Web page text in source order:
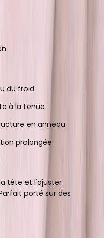
du froid
à la tenue
en anneau
prolongée
tête et l'ajuster
porté sur des